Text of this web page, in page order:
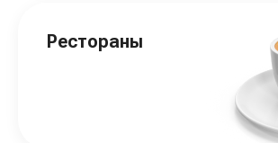
Рестораны